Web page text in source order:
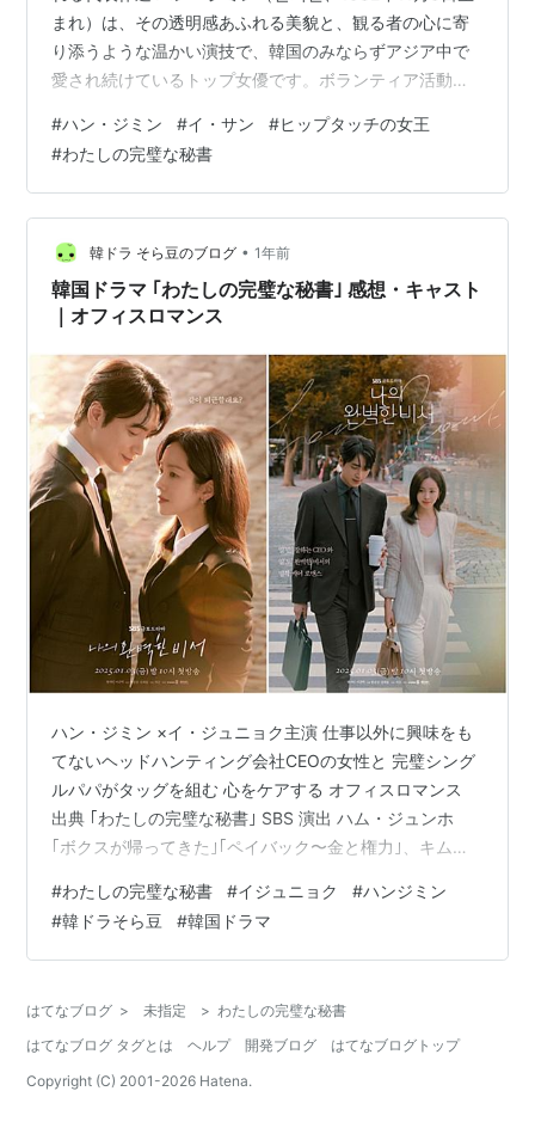
まれ）は、その透明感あふれる美貌と、観る者の心に寄
り添うような温かい演技で、韓国のみならずアジア中で
愛され続けているトップ女優です。ボランティア活動に
が、演じるキャラクターにも深い慈愛と説得力を与えて
います。 www.youtube.com 時代劇から現代劇、コメデ
ィから重厚なヒューマンドラマまで、幅広い役柄を完璧
にこなす彼女。今回は、彼女の輝かしいキャリアを彩る
名作ドラマを、放映順にご紹介します。 1. 『イ・サン』
（2007年） - 王…
#ハン・ジミン #イ・サン #ヒップタッチの女王
#わたしの完璧な秘書
韓ドラ そら豆のブログ • 1年前
韓国ドラマ ｢わたしの完璧な秘書｣ 感想・キャスト
｜オフィスロマンス
ハン・ジミン ×イ・ジュニョク主演 仕事以外に興味をも
てないヘッドハンティング会社CEOの女性と 完璧シング
ルパパがタッグを組む 心をケアする オフィスロマンス
出典 ｢わたしの完璧な秘書｣ SBS 演出 ハム・ジュンホ
｢ボクスが帰ってきた｣｢ペイバック〜金と権力｣、キム・
あらすじ 感想 OST キャスト 主要キャスト ‘ピープルズ‘
のコンサルタント社員 キャスト その他のキャスト キャ
ストの感想 最後に お知らせ あわせて読みたい わたしの
★★★★★☆☆ 星5.5 韓国放…
#わたしの完璧な秘書 #イジュニョク #ハンジミン
#韓ドラそら豆 #韓国ドラマ
はてなブログ > 未指定 > わたしの完璧な秘書
はてなブログ タグとは
ヘルプ 開発ブログ
はてなブログトップ
Copyright (C) 2001-2026 Hatena.